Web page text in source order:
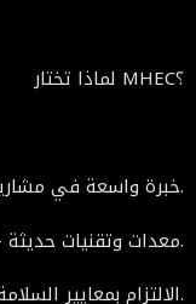
لماذا تختار MHEC؟
– خبرة واسعة في مشاريع الهدم.
– معدات وتقنيات حديثة.
– الالتزام بمعايير السلامة والبيئة.